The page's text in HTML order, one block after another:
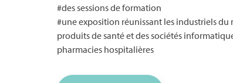
#des sessions de formation
#une exposition réunissant les industriels du
produits de santé et des sociétés
pharmacies hospitalières